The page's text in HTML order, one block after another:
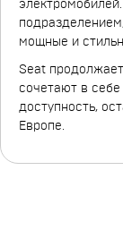
мощные и
Seat
сочетают в
доступность,
Европе.